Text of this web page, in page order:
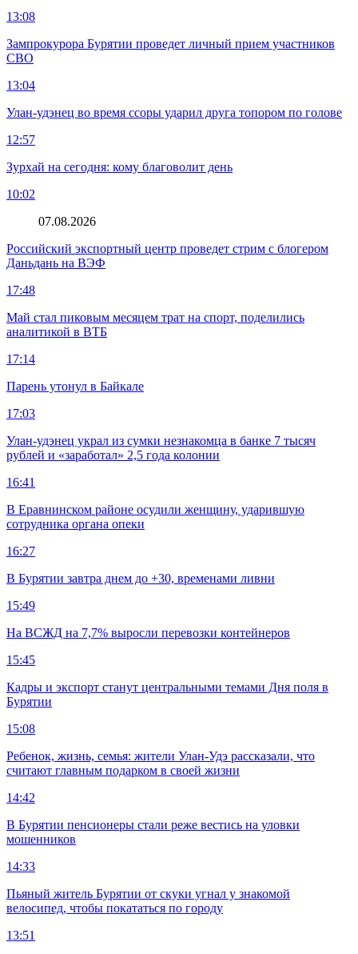
13:08
Зампрокурора Бурятии проведет личный прием участников
СВО
13:04
Улан-удэнец во время ссоры ударил друга топором по голове
12:57
Зурхай на сегодня: кому благоволит день
10:02
07.08.2026
Российский экспортный центр проведет стрим с блогером
Даньдань на ВЭФ
17:48
Май стал пиковым месяцем трат на спорт, поделились
аналитикой в ВТБ
17:14
Парень утонул в Байкале
17:03
Улан-удэнец украл из сумки незнакомца в банке 7 тысяч
рублей и «заработал» 2,5 года колонии
16:41
В Еравнинском районе осудили женщину, ударившую
сотрудника органа опеки
16:27
В Бурятии завтра днем до +30, временами ливни
15:49
На ВСЖД на 7,7% выросли перевозки контейнеров
15:45
Кадры и экспорт станут центральными темами Дня поля в
Бурятии
15:08
Ребенок, жизнь, семья: жители Улан-Удэ рассказали, что
считают главным подарком в своей жизни
14:42
В Бурятии пенсионеры стали реже вестись на уловки
мошенников
14:33
Пьяный житель Бурятии от скуки угнал у знакомой
велосипед, чтобы покататься по городу
13:51